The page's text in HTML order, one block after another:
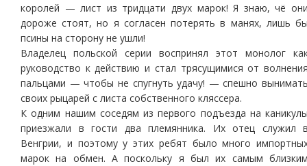
королей — лист из тридцати двух марок! Я знаю, чё
дороже стоят, но я согласен потерять в манях, лишь
псины на сторону не ушли!
Владелец польской серии воспринял этот монолог
руководство к действию и стал трясущимися от
пальцами — чтобы не спугнуть удачу! — спешно
своих рыцарей с листа собственного кляссера.
К одним нашим соседям из первого подъезда на
приезжали в гости два племянника. Их отец служил
Венгрии, и поэтому у этих ребят было много
марок на обмен. А поскольку я был их самым